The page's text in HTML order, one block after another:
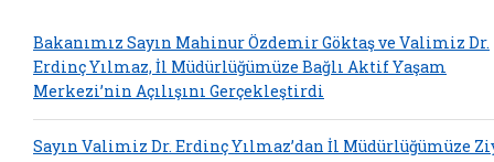
Bakanımız Sayın Mahinur Özdemir Göktaş ve Valimiz Dr.
Erdinç Yılmaz, İl Müdürlüğümüze Bağlı Aktif Yaşam
Merkezi’nin Açılışını Gerçekleştirdi
Sayın Valimiz Dr. Erdinç Yılmaz’dan İl Müdürlüğümüze